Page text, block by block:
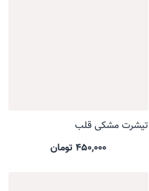
تیشرت مشکی قلب
450,000 تومان